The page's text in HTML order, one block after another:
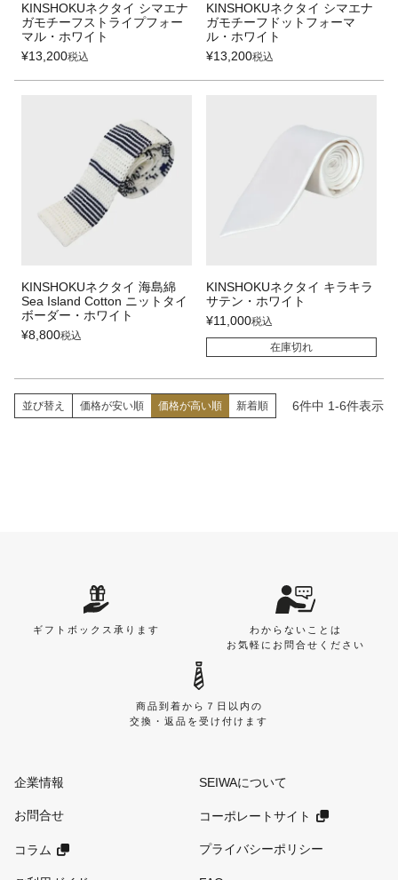
KINSHOKUネクタイ シマエナ
ガモチーフストライプフォー
マル・ホワイト
¥13,200税込
KINSHOKUネクタイ シマエナ
ガモチーフドットフォーマ
ル・ホワイト
¥13,200税込
KINSHOKUネクタイ 海島綿
Sea Island Cotton ニットタイ
ボーダー・ホワイト
¥8,800税込
KINSHOKUネクタイ キラキラ
サテン・ホワイト
¥11,000税込
在庫切れ
並び替え 価格が安い順 価格が高い順 新着順 6件中 1-6件表示
ギフトボックス承ります
わからないことは
お気軽にお問合せください
商品到着から７日以内の
交換・返品を受け付けます
企業情報 SEIWAについて
お問合せ コーポレートサイト
コラム プライバシーポリシー